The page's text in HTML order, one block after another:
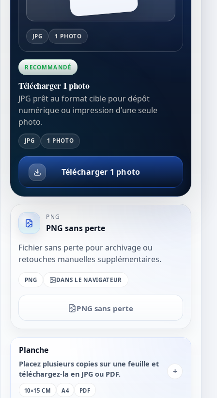
JPG 1 PHOTO
RECOMMANDÉ
Télécharger 1 photo
JPG prêt au format cible pour dépôt
numérique ou impression d’une seule
photo.
JPG 1 PHOTO
Télécharger 1 photo
PNG
PNG sans perte
Fichier sans perte pour archivage ou
retouches manuelles supplémentaires.
PNG DANS LE NAVIGATEUR
PNG sans perte
Planche
Placez plusieurs copies sur une feuille et
téléchargez-la en JPG ou PDF.
10×15 CM A4 PDF
+